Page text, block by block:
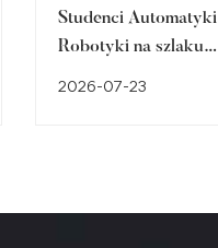
Studenci
Robotyki na szlaku
2026-07-23